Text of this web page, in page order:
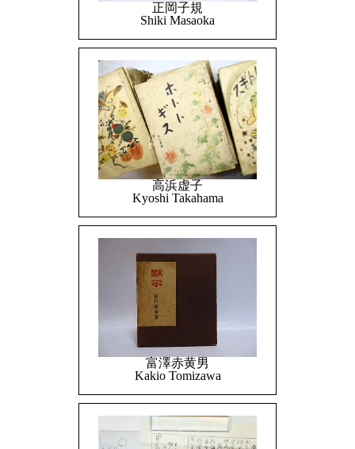
正岡子規
Shiki Masaoka
高浜虚子
Kyoshi Takahama
富澤赤黄男
Kakio Tomizawa